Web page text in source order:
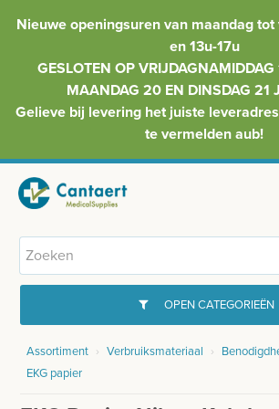
Nieuwe openingsuren van maandag
en 13u-17u
GESLOTEN OP VRIJDAGNAMIDDAG
MAANDAG 20 EN DINSDAG 21
Gelieve bij levering het juiste
te vermelden aub!
HOME
INFO
OPEN CATEGORIEËN
GYNAECOLOGIE
Assortiment › Verbruiksmateriaal ›
EKG papier